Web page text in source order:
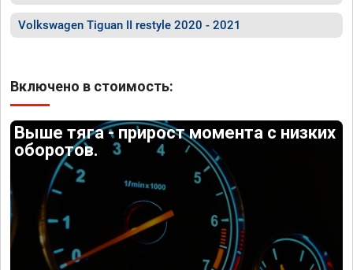
Volkswagen Tiguan II restyle 2020 - 2021
Включено в стоимость:
Выше тяга - прирост момента с низких
оборотов.